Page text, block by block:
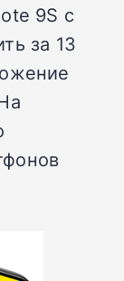
9S с
за 13